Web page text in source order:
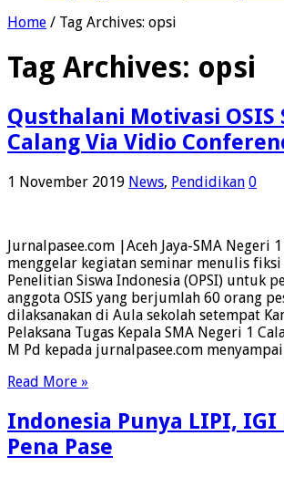
Home / Tag Archives: opsi
Tag Archives: opsi
Qusthalani Motivasi OSIS
Calang Via Vidio
1 November 2019 News, Pendidikan 0
Jurnalpasee.com |Aceh Jaya-SMA Negeri
menggelar kegiatan seminar menulis
Penelitian Siswa Indonesia (OPSI) untuk
anggota OSIS yang berjumlah 60 orang
dilaksanakan di Aula sekolah setempat
Pelaksana Tugas Kepala SMA Negeri 1
M Pd kepada jurnalpasee.com
Read More »
Indonesia Punya LIPI, IGI
Pena Pase